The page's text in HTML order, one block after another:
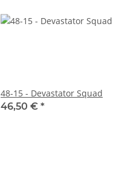
48-15 - Devastator Squad
46,50 € *